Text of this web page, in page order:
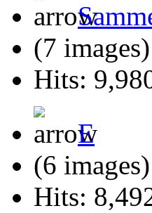
(7 images)
Hits:
E
(6 images)
Hits: